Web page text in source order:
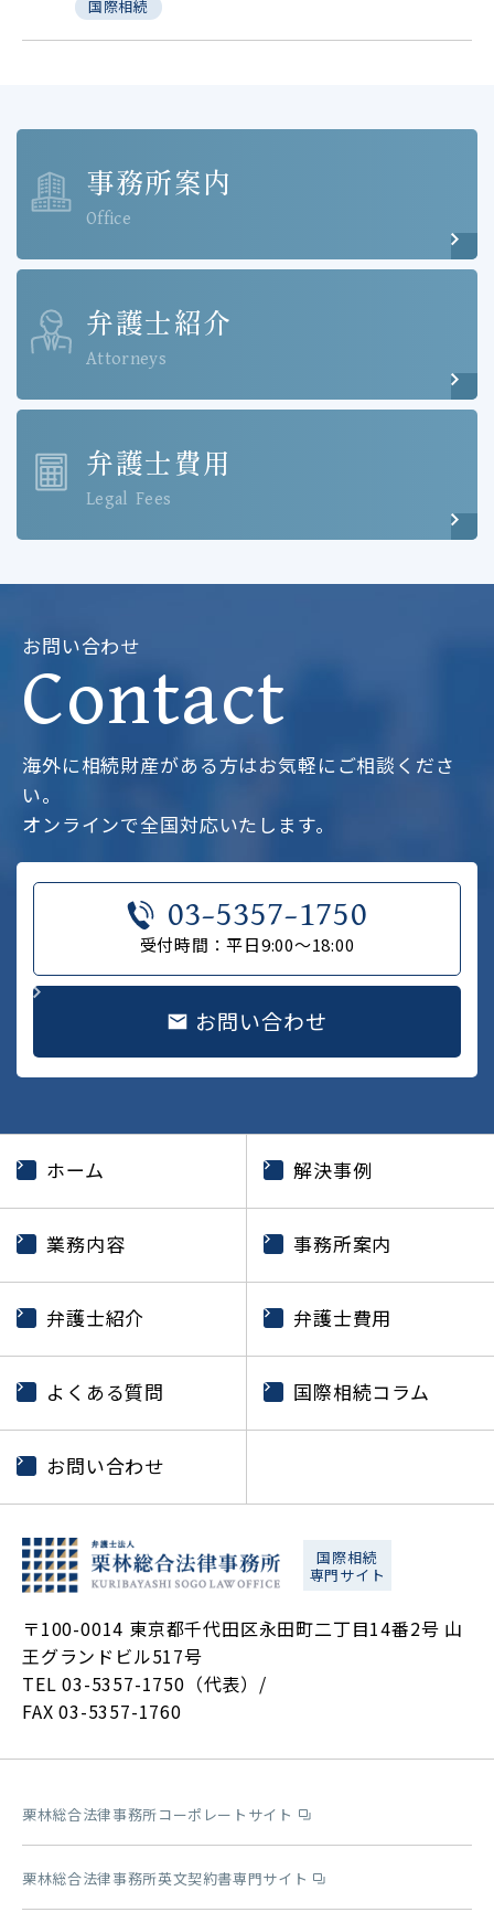
国際相続
事務所案内
Office
弁護士紹介
Attorneys
弁護士費用
Legal Fees
お問い合わせ
Contact
海外に相続財産がある方はお気軽にご相談くださ
い。
オンラインで全国対応いたします。
03-5357-1750
受付時間：平日9:00～18:00
お問い合わせ
ホーム 解決事例
業務内容 事務所案内
弁護士紹介 弁護士費用
よくある質問 国際相続コラム
お問い合わせ
国際相続
専門サイト
〒100-0014 東京都千代田区永田町二丁目14番2号 山
王グランドビル517号
TEL 03-5357-1750（代表）/
FAX 03-5357-1760
栗林総合法律事務所コーポレートサイト
栗林総合法律事務所英文契約書専門サイト